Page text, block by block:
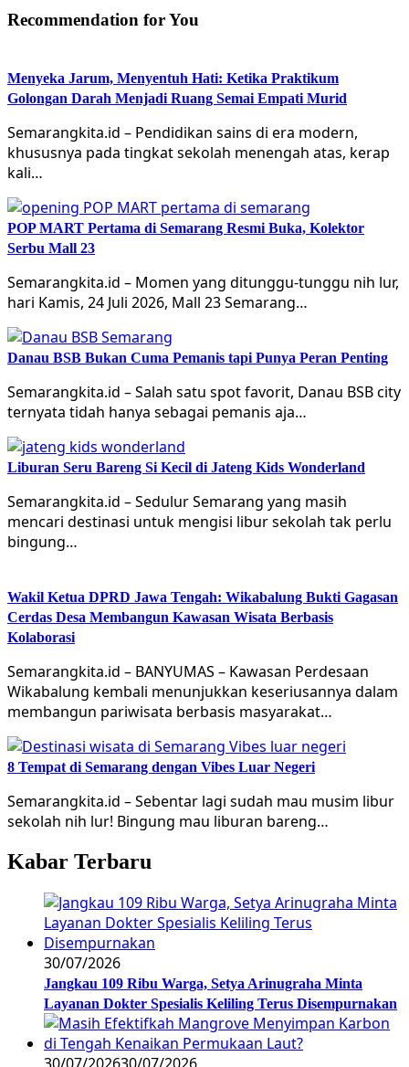
Recommendation for You
Menyeka Jarum, Menyentuh Hati: Ketika Praktikum
Golongan Darah Menjadi Ruang Semai Empati Murid
Semarangkita.id – Pendidikan sains di era modern,
khususnya pada tingkat sekolah menengah atas, kerap
kali…
POP MART Pertama di Semarang Resmi Buka, Kolektor
Serbu Mall 23
Semarangkita.id – Momen yang ditunggu-tunggu nih lur,
hari Kamis, 24 Juli 2026, Mall 23 Semarang…
Danau BSB Bukan Cuma Pemanis tapi Punya Peran Penting
Semarangkita.id – Salah satu spot favorit, Danau BSB city
ternyata tidah hanya sebagai pemanis aja…
Liburan Seru Bareng Si Kecil di Jateng Kids Wonderland
Semarangkita.id – Sedulur Semarang yang masih
mencari destinasi untuk mengisi libur sekolah tak perlu
bingung…
Wakil Ketua DPRD Jawa Tengah: Wikabalung Bukti Gagasan
Cerdas Desa Membangun Kawasan Wisata Berbasis
Kolaborasi
Semarangkita.id – BANYUMAS – Kawasan Perdesaan
Wikabalung kembali menunjukkan keseriusannya dalam
membangun pariwisata berbasis masyarakat…
8 Tempat di Semarang dengan Vibes Luar Negeri
Semarangkita.id – Sebentar lagi sudah mau musim libur
sekolah nih lur! Bingung mau liburan bareng…
Kabar Terbaru
30/07/2026
Jangkau 109 Ribu Warga, Setya Arinugraha Minta
Layanan Dokter Spesialis Keliling Terus Disempurnakan
30/07/202630/07/2026